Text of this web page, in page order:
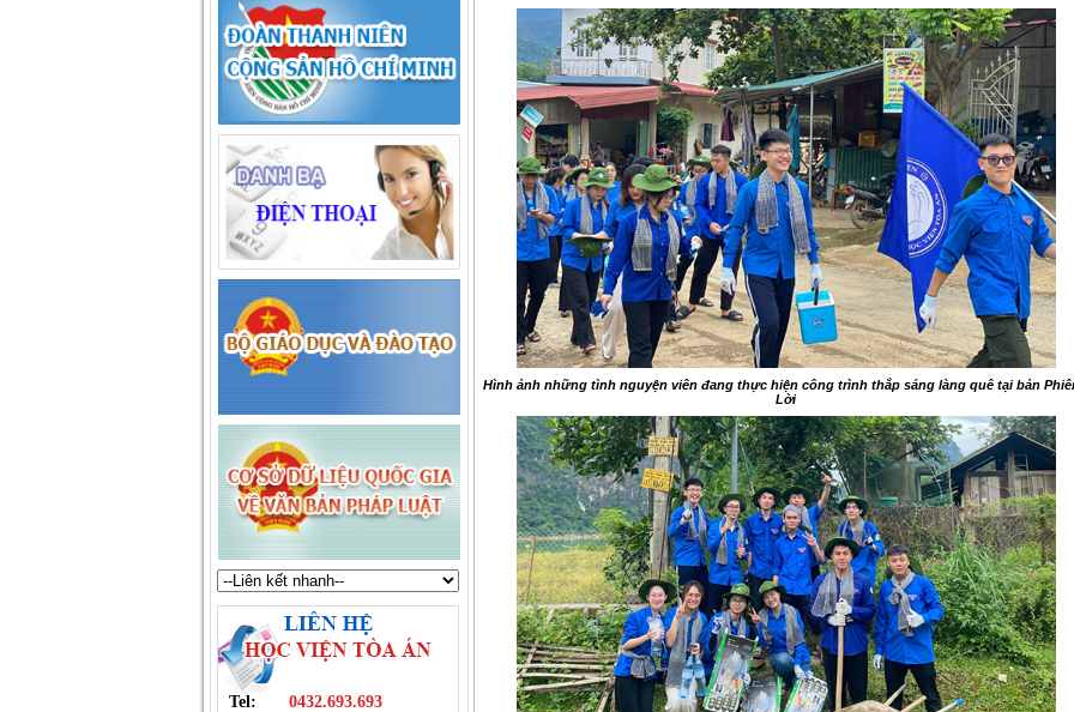
Tel:
0432.693.693
Hình ảnh những tình nguyện viên đang thực hiện công trình thắp sáng làng quê tại bản
Lời